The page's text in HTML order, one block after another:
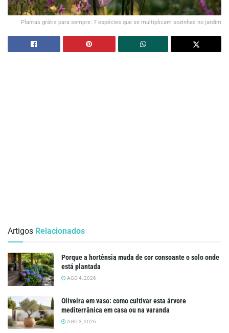
Plantas grátis para sempre: 7 espécies que se multiplicam sozinhas no jardim
Artigos Relacionados
Porque a hortênsia muda de cor consoante o solo onde
está plantada
AGO 4, 2026
Oliveira em vaso: como cultivar esta árvore
mediterrânica em casa ou na varanda
AGO 3, 2026